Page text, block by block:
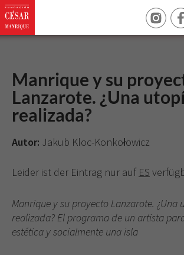
Manrique y su
Lanzarote. ¿Una
realizada?
Autor: Jakub Kloc-Konkołowicz
Leider ist der Eintrag nur auf ES
Manrique y su proyecto Lanzarote. ¿Una
realizada? El programa de un artista
estética y socialmente una isla